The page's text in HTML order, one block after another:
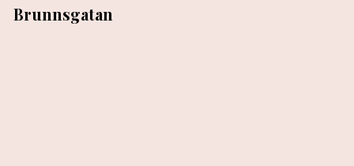
Brunnsgatan